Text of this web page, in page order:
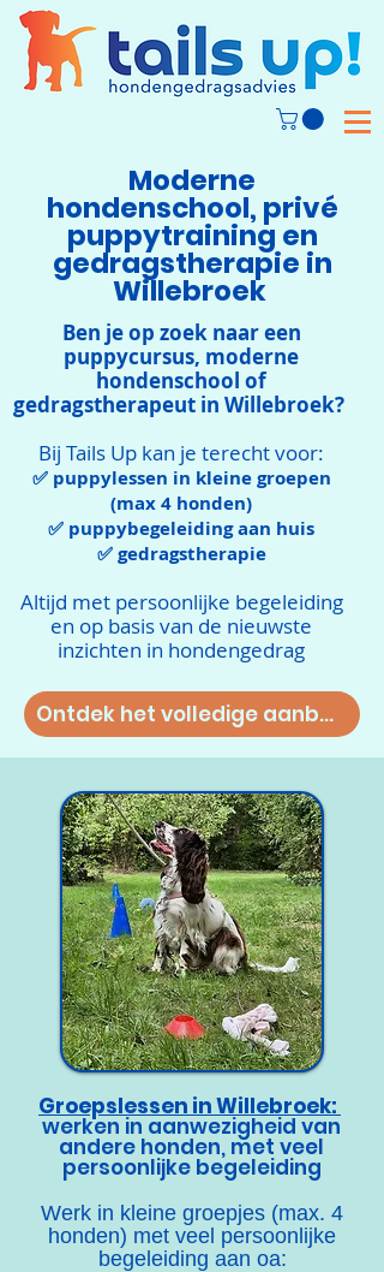
Moderne
hondenschool, privé
puppytraining en
gedragstherapie in
Willebroek
Ben je op zoek naar een
puppycursus, moderne
hondenschool of
gedragstherapeut in Willebroek?
Bij Tails Up kan je terecht voor:
✅ puppylessen in kleine groepen
(max 4 honden)
✅ puppybegeleiding aan huis
✅ gedragstherapie
Altijd met persoonlijke begeleiding
en op basis van de nieuwste
inzichten in hondengedrag
Ontdek het volledige aanbod
Groepslessen in Willebroek:
werken in aanwezigheid van
andere honden, met veel
persoonlijke begeleiding
Werk in kleine groepjes (max. 4
honden) met veel persoonlijke
begeleiding aan oa: